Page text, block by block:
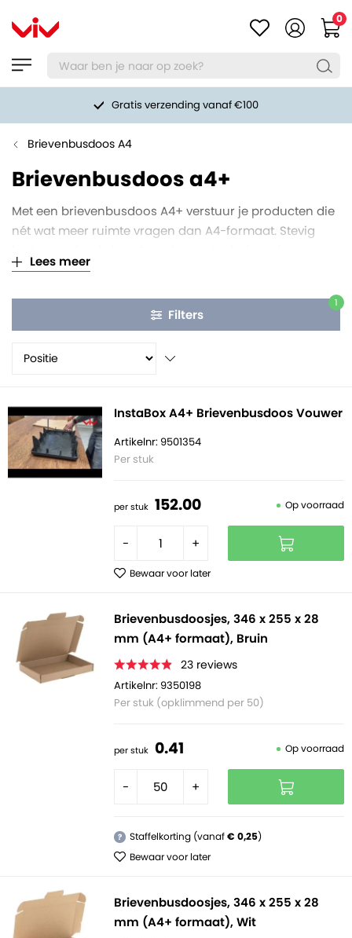
0
Gratis verzending vanaf €100
Brievenbusdoos A4
Brievenbusdoos a4+
Met een brievenbusdoos A4+ verstuur je producten die
nét wat meer ruimte vragen dan A4-formaat. Stevig
brievenbus.
Lees meer
Filters
1
InstaBox A4+ Brievenbusdoos Vouwer
Artikelnr: 9501354
Per stuk
per stuk 152.00 Op voorraad
- +
Bewaar voor later
Brievenbusdoosjes, 346 x 255 x 28
mm (A4+ formaat), Bruin
23 reviews
Artikelnr: 9350198
Per stuk (opklimmend per 50)
per stuk 0.41 Op voorraad
- +
? Staffelkorting (vanaf€ 0,25)
Bewaar voor later
Brievenbusdoosjes, 346 x 255 x 28
mm (A4+ formaat), Wit